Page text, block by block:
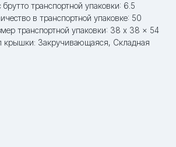
брутто транспортной упаковки: 6.5
в транспортной упаковке: 50
транспортной упаковки: 38 x 38 x 54
крышки: Закручивающаяся, Складная